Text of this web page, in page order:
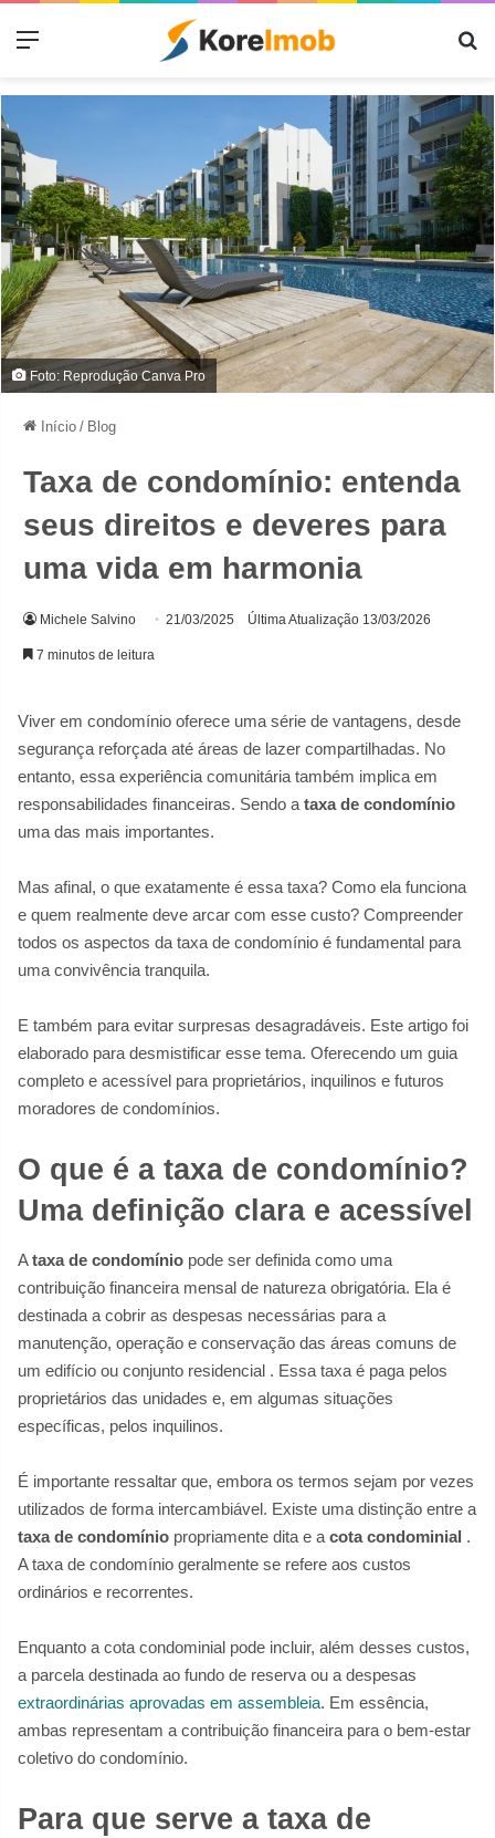
Menu
Foto: Reprodução Canva Pro
Início / Blog
Taxa de condomínio: entenda
seus direitos e deveres para
uma vida em harmonia
Michele Salvino 21/03/2025 Última Atualização 13/03/2026
7 minutos de leitura
Viver em condomínio oferece uma série de vantagens, desde
segurança reforçada até áreas de lazer compartilhadas. No
entanto, essa experiência comunitária também implica em
responsabilidades financeiras. Sendo a taxa de condomínio
uma das mais importantes.
Mas afinal, o que exatamente é essa taxa? Como ela funciona
e quem realmente deve arcar com esse custo? Compreender
todos os aspectos da taxa de condomínio é fundamental para
uma convivência tranquila.
E também para evitar surpresas desagradáveis. Este artigo foi
elaborado para desmistificar esse tema. Oferecendo um guia
completo e acessível para proprietários, inquilinos e futuros
moradores de condomínios.
O que é a taxa de condomínio?
Uma definição clara e acessível
Ataxa de condomínio pode ser definida como uma
contribuição financeira mensal de natureza obrigatória. Ela é
destinada a cobrir as despesas necessárias para a
manutenção, operação e conservação das áreas comuns de
um edifício ou conjunto residencial . Essa taxa é paga pelos
proprietários das unidades e, em algumas situações
específicas, pelos inquilinos.
É importante ressaltar que, embora os termos sejam por vezes
utilizados de forma intercambiável. Existe uma distinção entre a
taxa de condomínio propriamente dita e a cota condominial .
A taxa de condomínio geralmente se refere aos custos
ordinários e recorrentes.
Enquanto a cota condominial pode incluir, além desses custos,
a parcela destinada ao fundo de reserva ou a despesas
extraordinárias aprovadas em assembleia. Em essência,
ambas representam a contribuição financeira para o bem-estar
coletivo do condomínio.
Para que serve a taxa de